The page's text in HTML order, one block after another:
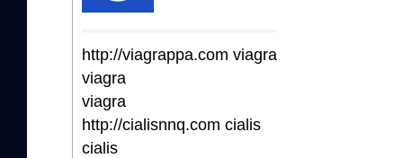
http://viagrappa.com viagra
viagra
viagra
http://cialisnnq.com cialis
cialis